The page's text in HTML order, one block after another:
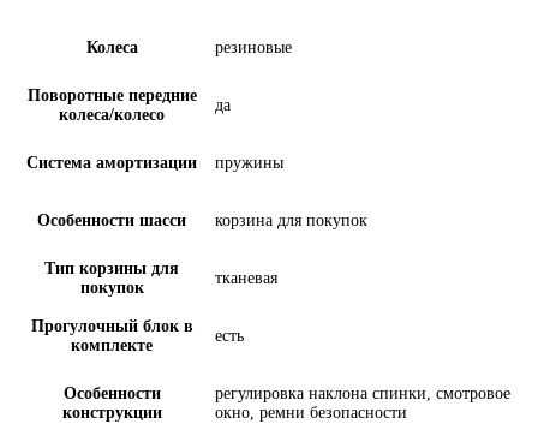
Колеса резиновые
Поворотные передние
колеса/колесо
да
Система амортизации пружины
Особенности шасси корзина для покупок
Тип корзины для
покупок
тканевая
Прогулочный блок в
комплекте
есть
Особенности
конструкции
регулировка наклона спинки, смотровое
окно, ремни безопасности